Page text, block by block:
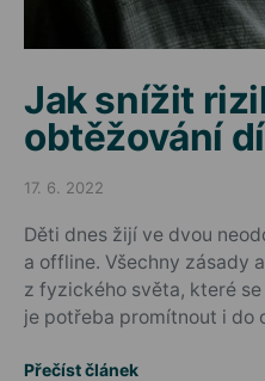
Jak snížit
obtěžování
Posted on
17. 6. 2022
Děti dnes žijí ve dvou
a offline. Všechny zásady
z fyzického světa, které
je potřeba promítnout i do
Přečíst článek